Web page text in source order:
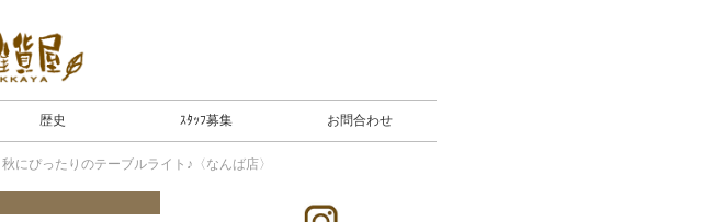
歴史 ｽﾀｯﾌ募集 お問合わせ
秋にぴったりのテーブルライト♪〈なんば店〉